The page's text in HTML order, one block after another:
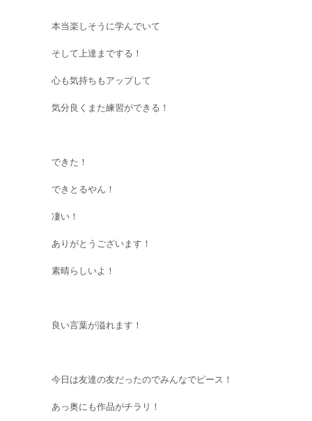
本当楽しそうに学んでいて
そして上達までする！
心も気持ちもアップして
気分良くまた練習ができる！
できた！
できとるやん！
凄い！
ありがとうございます！
素晴らしいよ！
良い言葉が溢れます！
今日は友達の友だったのでみんなでピース！
あっ奥にも作品がチラリ！